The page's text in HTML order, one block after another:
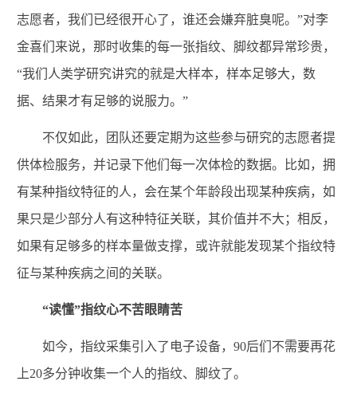
志愿者，我们已经很开心了，谁还会嫌弃脏臭呢。”对李
金喜们来说，那时收集的每一张指纹、脚纹都异常珍贵，
“我们人类学研究讲究的就是大样本，样本足够大，数
据、结果才有足够的说服力。”
不仅如此，团队还要定期为这些参与研究的志愿者提
供体检服务，并记录下他们每一次体检的数据。比如，拥
有某种指纹特征的人，会在某个年龄段出现某种疾病，如
果只是少部分人有这种特征关联，其价值并不大；相反，
如果有足够多的样本量做支撑，或许就能发现某个指纹特
征与某种疾病之间的关联。
“读懂”指纹心不苦眼睛苦
如今，指纹采集引入了电子设备，90后们不需要再花
上20多分钟收集一个人的指纹、脚纹了。